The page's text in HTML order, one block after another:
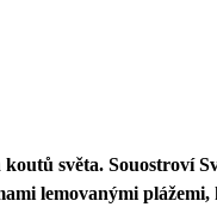
světa. Souostroví
lemovanými